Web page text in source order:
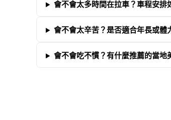
會不會太多時間在拉車？車程安排
會不會太辛苦？是否適合年長或體
會不會吃不慣？有什麼推薦的當地